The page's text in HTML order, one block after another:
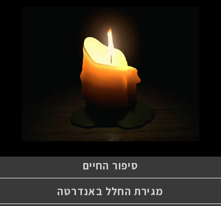
סיפור החיים
מגירת החלל באנדרטה